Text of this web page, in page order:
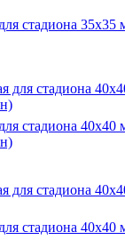
стадиона
стадиона
стадиона